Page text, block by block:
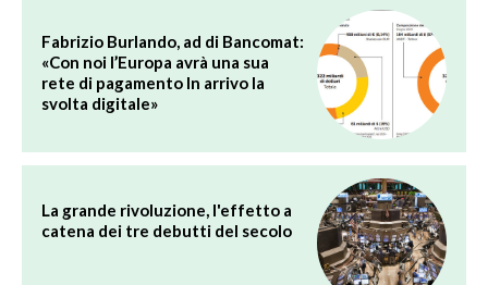
Fabrizio Burlando, ad di Bancomat:
«Con noi l’Europa avrà una sua
rete di pagamento In arrivo la
svolta digitale»
La grande rivoluzione, l'effetto a
catena dei tre debutti del secolo